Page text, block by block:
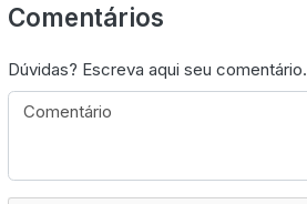
Comentários
Dúvidas? Escreva aqui seu comentário.